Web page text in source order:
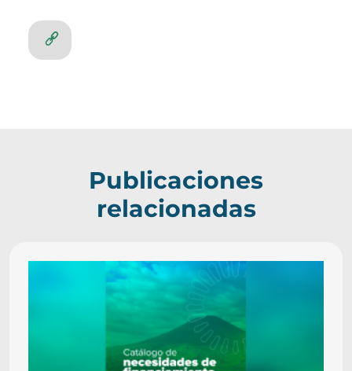
Publicaciones
relacionadas